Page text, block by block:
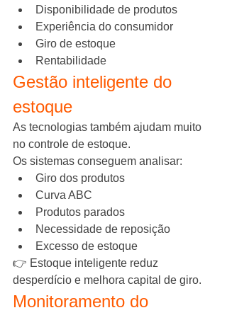
Disponibilidade de produtos
Experiência do consumidor
Giro de estoque
Rentabilidade
Gestão inteligente do
estoque
As tecnologias também ajudam muito
no controle de estoque.
Os sistemas conseguem analisar:
Giro dos produtos
Curva ABC
Produtos parados
Necessidade de reposição
Excesso de estoque
👉 Estoque inteligente reduz
desperdício e melhora capital de giro.
Monitoramento do